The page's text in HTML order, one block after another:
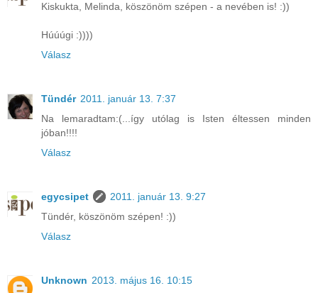
Kiskukta, Melinda, köszönöm szépen - a nevében is! :))
Húúúgi :))))
Válasz
Tündér 2011. január 13. 7:37
Na lemaradtam:(...így utólag is Isten éltessen minden
jóban!!!!
Válasz
egycsipet
2011. január 13. 9:27
Tündér, köszönöm szépen! :))
Válasz
Unknown 2013. május 16. 10:15